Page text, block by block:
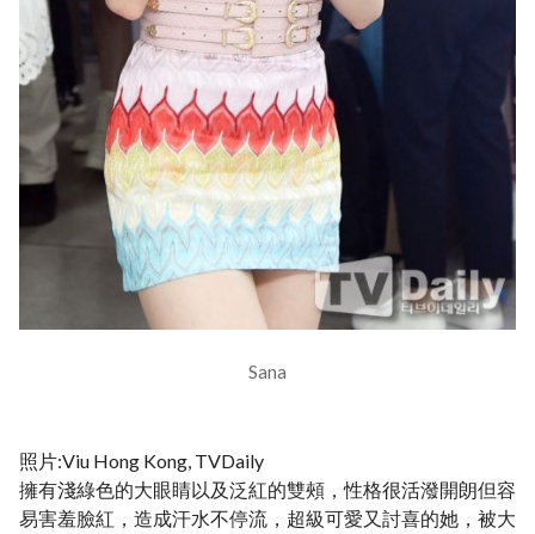
Sana
照片:Viu Hong Kong, TVDaily
擁有淺綠色的大眼睛以及泛紅的雙頰，性格很活潑開朗但容
易害羞臉紅，造成汗水不停流，超級可愛又討喜的她，被大